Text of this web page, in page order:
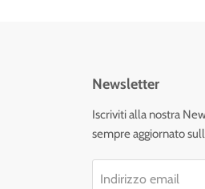
Newsletter
Iscriviti alla nostra
sempre aggiornato
Indirizzo email